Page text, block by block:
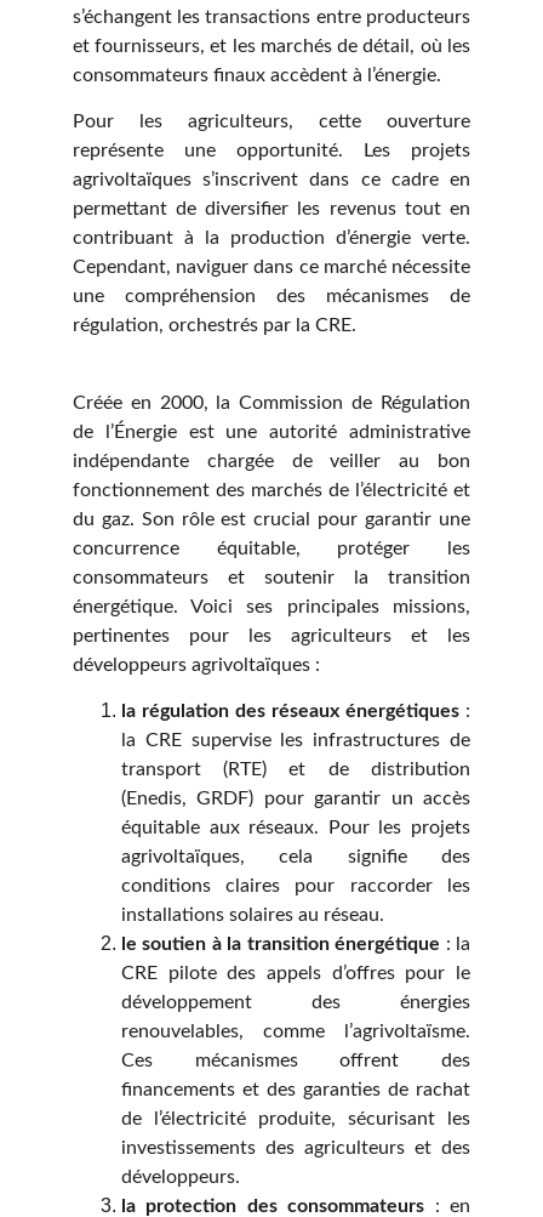
s’échangent les transactions entre producteurs
et fournisseurs, et les marchés de détail, où les
consommateurs finaux accèdent à l’énergie.
Pour les agriculteurs, cette ouverture
représente une opportunité. Les projets
agrivoltaïques s’inscrivent dans ce cadre en
permettant de diversifier les revenus tout en
contribuant à la production d’énergie verte.
Cependant, naviguer dans ce marché nécessite
une compréhension des mécanismes de
régulation, orchestrés par la CRE.
Créée en 2000, la Commission de Régulation
de l’Énergie est une autorité administrative
indépendante chargée de veiller au bon
fonctionnement des marchés de l’électricité et
du gaz. Son rôle est crucial pour garantir une
concurrence équitable, protéger les
consommateurs et soutenir la transition
énergétique. Voici ses principales missions,
pertinentes pour les agriculteurs et les
développeurs agrivoltaïques :
la régulation des réseaux énergétiques:
la CRE supervise les infrastructures de
transport (RTE) et de distribution
(Enedis, GRDF) pour garantir un accès
équitable aux réseaux. Pour les projets
agrivoltaïques, cela signifie des
conditions claires pour raccorder les
installations solaires au réseau.
le soutien à la transition énergétique : la
CRE pilote des appels d’offres pour le
développement des énergies
renouvelables, comme l’agrivoltaïsme.
Ces mécanismes offrent des
financements et des garanties de rachat
de l’électricité produite, sécurisant les
investissements des agriculteurs et des
développeurs.
la protection des consommateurs : en